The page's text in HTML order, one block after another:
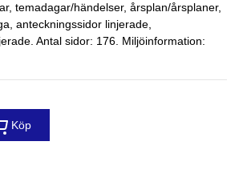
temadagar/händelser, årsplan/årsplaner,
anteckningssidor linjerade,
Antal sidor: 176. Miljöinformation:
Köp